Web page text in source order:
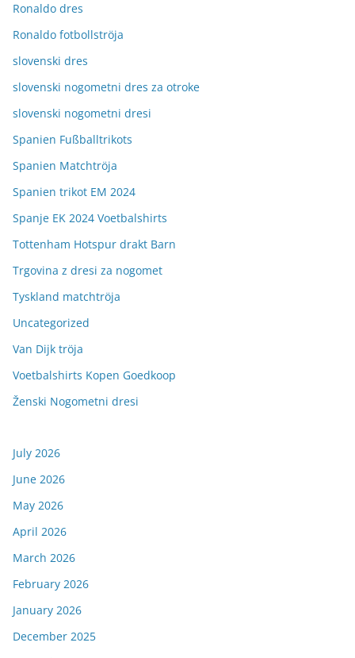
Ronaldo dres
Ronaldo fotbollströja
slovenski dres
slovenski nogometni dres za otroke
slovenski nogometni dresi
Spanien Fußballtrikots
Spanien Matchtröja
Spanien trikot EM 2024
Spanje EK 2024 Voetbalshirts
Tottenham Hotspur drakt Barn
Trgovina z dresi za nogomet
Tyskland matchtröja
Uncategorized
Van Dijk tröja
Voetbalshirts Kopen Goedkoop
Ženski Nogometni dresi
July 2026
June 2026
May 2026
April 2026
March 2026
February 2026
January 2026
December 2025